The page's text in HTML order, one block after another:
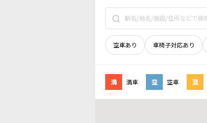
空車あり 車椅子対応あり
満 満車 空 空車 混